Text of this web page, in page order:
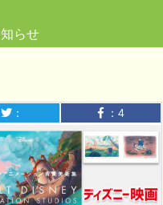
らせ
： ： 4